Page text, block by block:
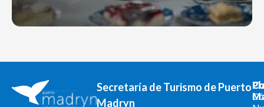
Secretaría de Turismo de Puerto
Madryn